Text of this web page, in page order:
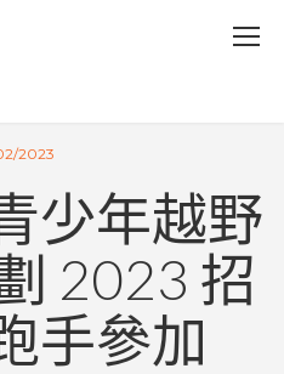
2023
少年越野
2023 招
手參加